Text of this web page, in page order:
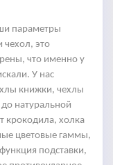
параметры
чехол, это
что именно у
У нас
книжки, чехлы
натуральной
крокодила, холка
цветовые гаммы,
подставки,